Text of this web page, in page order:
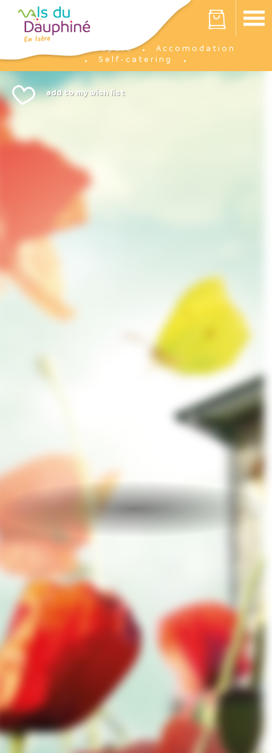
Your cart is empty
Prepare
Accomodation
Self-catering
Cookies management panel